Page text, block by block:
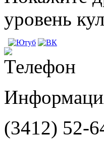
уровень
(3412) 52-